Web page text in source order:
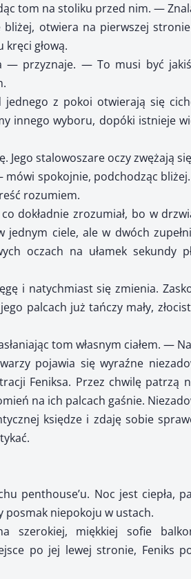
tom na stoliku przed nim. —
bliżej, otwiera na pierwszej
kręci głową.
— przyznaje. — To musi być
z pokoi otwierają się
innego wyboru, dopóki istnieje
Jego stalowoszare oczy zwężają
spokojnie, podchodząc
rozumiem.
dokładnie zrozumiał, bo w
jednym ciele, ale w dwóch
oczach na ułamek sekundy
i natychmiast się zmienia.
palcach już tańczy mały,
tom własnym ciałem. —
pojawia się wyraźne
Feniksa. Przez chwilę patrzą
na ich palcach gaśnie.
księdze i zdaję sobie
penthouse’u. Noc jest ciepła,
posmak niepokoju w ustach.
szerokiej, miękkiej sofie
po jej lewej stronie, Feniks